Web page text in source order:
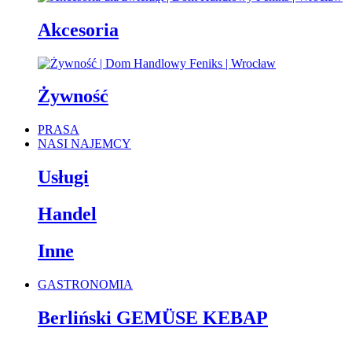
Akcesoria
Żywność
PRASA
NASI NAJEMCY
Usługi
Handel
Inne
GASTRONOMIA
Berliński GEMÜSE KEBAP